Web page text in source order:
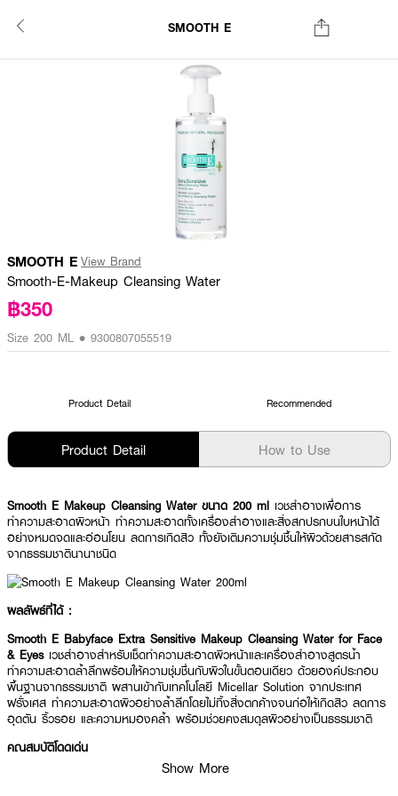
SMOOTH E
SMOOTH E View Brand
Smooth-E-Makeup Cleansing Water
฿350
Size 200 ML • 9300807055519
Product Detail Recommended
Product Detail How to Use
Smooth E Makeup Cleansing Water ขนาด 200 ml เวชสำอางเพื่อการ
ทำความสะอาดผิวหน้า ทำความสะอาดทั้งเครื่องสำอางและสิ่งสกปรกบนใบหน้าได้
อย่างหมดจดและอ่อนโยน ลดการเกิดสิว ทั้งยังเติมความชุ่มชื้นให้ผิวด้วยสารสกัด
จากธรรมชาตินานาชนิด
ผลลัพธ์ที่ได้ :
Smooth E Babyface Extra Sensitive Makeup Cleansing Water for Face
& Eyes เวชสำอางสำหรับเช็ดทำความสะอาดผิวหน้าและเครื่องสำอางสูตรน้ำ
ทำความสะอาดล้ำลึกพร้อมให้ความชุ่มชื่นกับผิวในขั้นตอนเดียว ด้วยองค์ประกอบ
พื้นฐานจากธรรมชาติ ผสานเข้ากับเทคโนโลยี Micellar Solution จากประเทศ
ฝรั่งเศส ทำความสะอาดผิวอย่างล้ำลึกโดยไม่ทิ้งสิ่งตกค้างจนก่อให้เกิดสิว ลดการ
อุดตัน ริ้วรอย และความหมองคล้ำ พร้อมช่วยคงสมดุลผิวอย่างเป็นธรรมชาติ
คุณสมบัติโดดเด่น
• เพิ่มความชุ่มชื้นและเสริมความแข็งแรงของชั้น Lipid ที่เคลือบปกป้องผิว
Show More